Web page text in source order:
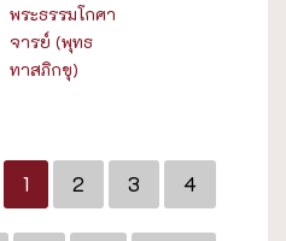
พระธรรมโกศา
จารย์ (พุทธ
ทาสภิกขุ)
1 2 3 4